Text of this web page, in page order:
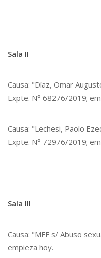
Sala II
Causa: "Díaz, Omar
Expte. N° 68276/2019;
Causa: "Lechesi, Paolo
Expte. N° 72976/2019;
Sala III
Causa: "MFF s/ Abuso
empieza hoy.